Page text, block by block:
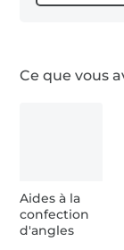
Ce que vous
Aides à la
confection
d'angles